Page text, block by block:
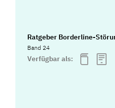
Ratgeber Borderline-
Band 24
Verfügbar als: